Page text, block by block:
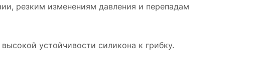
резким изменениям давления и перепадам
устойчивости силикона к грибку.